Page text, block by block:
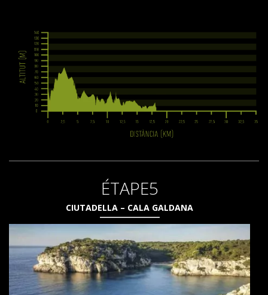
ÉTAPE5
CIUTADELLA – CALA GALDANA